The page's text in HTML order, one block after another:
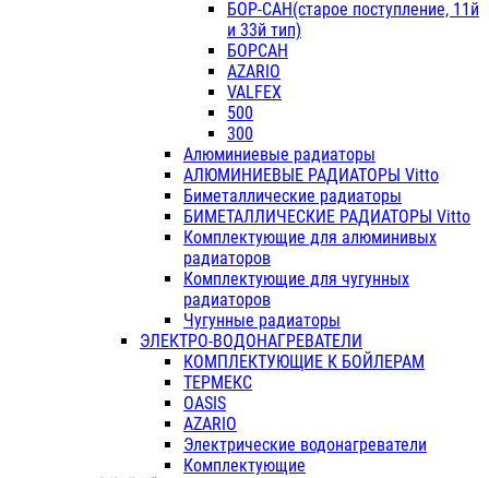
БОР-САН(старое поступление, 11й
и 33й тип)
БОРСАН
AZARIO
VALFEX
500
300
Алюминиевые радиаторы
АЛЮМИНИЕВЫЕ РАДИАТОРЫ Vitto
Биметаллические радиаторы
БИМЕТАЛЛИЧЕСКИЕ РАДИАТОРЫ Vitto
Комплектующие для алюминивых
радиаторов
Комплектующие для чугунных
радиаторов
Чугунные радиаторы
ЭЛЕКТРО-ВОДОНАГРЕВАТЕЛИ
КОМПЛЕКТУЮЩИЕ К БОЙЛЕРАМ
ТЕРМЕКС
OASIS
AZARIO
Электрические водонагреватели
Комплектующие